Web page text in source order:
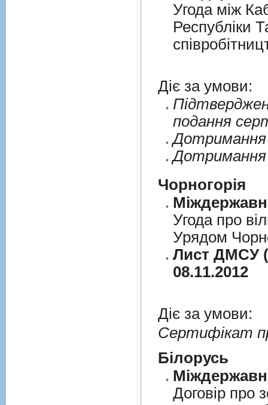
Угода мiж
Республiки
Діє за умови:
подання
Дотримання
Дотримання
Чорногорія
Угода про
Урядом
Лист ДМСУ
08.11.2012
Діє за умови:
Сертифікат
Бiлорусь
Договiр про